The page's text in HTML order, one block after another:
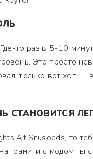
то раз в 5-10
Это просто
только вот хоп —
СТАНОВИТСЯ
At Snusoeds, то
грани, и с модом ты